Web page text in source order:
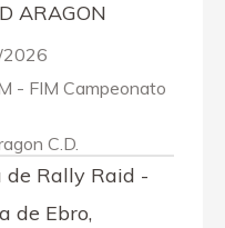
ARAGON
- FIM Campeonato
C.D.
de Rally Raid -
de Ebro,